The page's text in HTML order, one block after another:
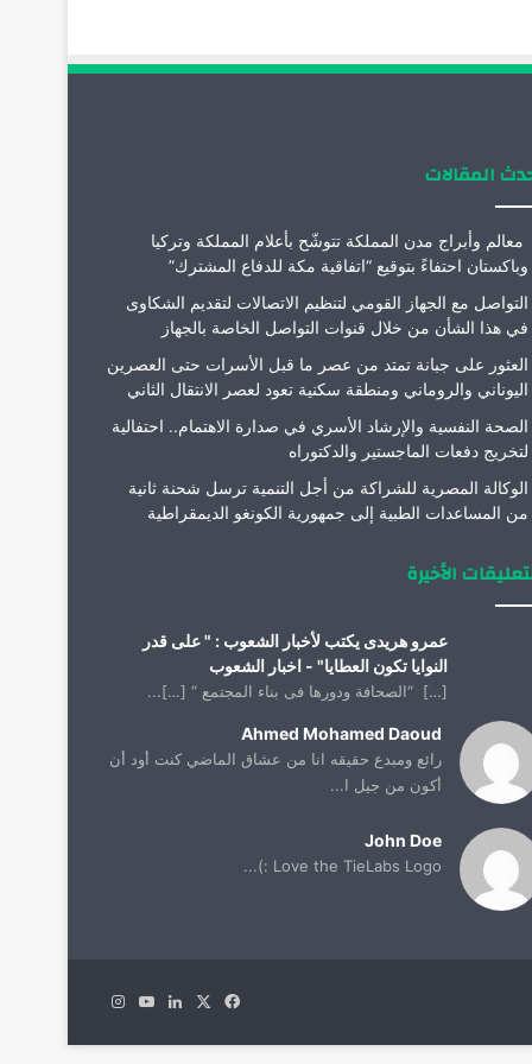
ن
ا
المقالات
معالم وأبراج مدن المملكة تتوشّح بأعلام المملكة وتركيا
وباكستان احتفاءً بتوقيع “اتفاقية مكة للدفاع المشترك”
التواصل مع الجهاز القومي لتنظيم الاتصالات لتقديم الشكاوى
في هذا الشأن من خلال قنوات التواصل الخاصة بالجهاز
العثور على جبانة تمتد من عصر ما قبل الأسرات حتى العصرين
اليوناني والروماني ومنطقة سكنية تعود لعصر الانتقال الثاني
الصحة النفسية والإرشاد الأسري في صدارة الاهتمام.. احتفالية
لتخريج دفعات الماجستير والدكتوراه
الوكالة المصرية للشراكة من أجل التنمية ترسل شحنة ثانية
من المساعدات الطبية إلى جمهورية الكونغو الديمقراطية
الأخيرة
عمرو هريدى يكتب لأخبار الشعوب : " على قدر
النوايا تكون العطايا" - اخبار الشعوب
[…] “الصحافة ودورها فى بناء المجتمع “ […]...
Ahmed Mohamed Daoud
رائع ومبدع حقيقه انا من عشاق الماضي كنت أود أن
أكون من جيل ا...
John Doe
Love the TieLabs Logo :)...
فيسبوك لينكدإنيوتيوب